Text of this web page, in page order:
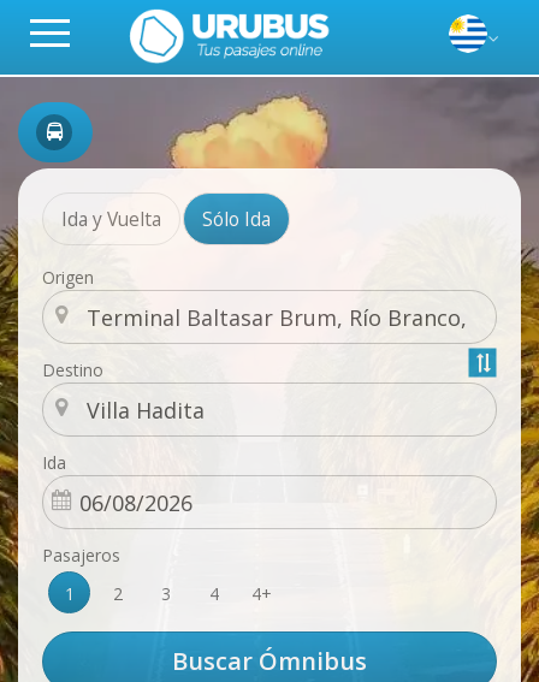
Ida y Vuelta Sólo Ida
Origen
Destino
Ida
Pasajeros
1
2 3 4 4+